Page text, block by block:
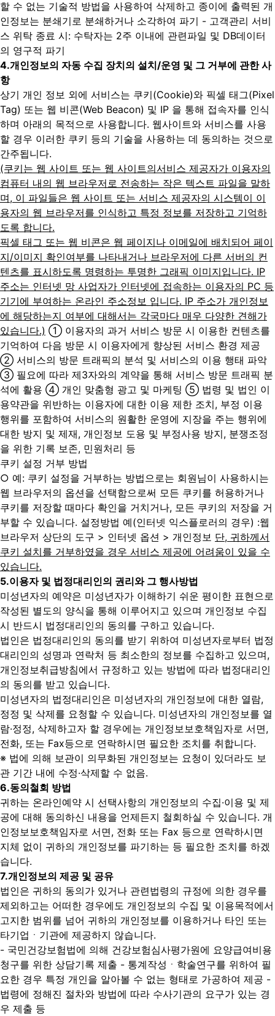
할 수 없는 기술적 방법을 사용하여 삭제하고 종이에 출력된 개
인정보는 분쇄기로 분쇄하거나 소각하여 파기 - 고객관리 서비
스 위탁 종료 시: 수탁자는 2주 이내에 관련파일 및 DB데이터
의 영구적 파기
4.개인정보의 자동 수집 장치의 설치/운영 및 그 거부에 관한 사
항
상기 개인 정보 외에 서비스는 쿠키(Cookie)와 픽셀 태그(Pixel
Tag) 또는 웹 비콘(Web Beacon) 및 IP 을 통해 접속자를 인식
하며 아래의 목적으로 사용합니다. 웹사이트와 서비스를 사용
할 경우 이러한 쿠키 등의 기술을 사용하는 데 동의하는 것으로
간주됩니다.
(쿠키는 웹 사이트 또는 웹 사이트의서비스 제공자가 이용자의
컴퓨터 내의 웹 브라우저로 전송하는 작은 텍스트 파일을 말하
며, 이 파일들은 웹 사이트 또는 서비스 제공자의 시스템이 이
용자의 웹 브라우저를 인식하고 특정 정보를 저장하고 기억하
도록 합니다.
픽셀 태그 또는 웹 비콘은 웹 페이지나 이메일에 배치되어 페이
지/이미지 확인여부를 나타내거나 브라우저에 다른 서버의 컨
텐츠를 표시하도록 명령하는 투명한 그래픽 이미지입니다. IP
주소는 인터넷 망 사업자가 인터넷에 접속하는 이용자의 PC 등
기기에 부여하는 온라인 주소정보 입니다. IP 주소가 개인정보
에 해당하는지 여부에 대해서는 각국마다 매우 다양한 견해가
있습니다.) ① 이용자의 과거 서비스 방문 시 이용한 컨텐츠를
기억하여 다음 방문 시 이용자에게 향상된 서비스 환경 제공
② 서비스의 방문 트래픽의 분석 및 서비스의 이용 행태 파악
③ 필요에 따라 제3자와의 계약을 통해 서비스 방문 트래픽 분
석에 활용 ④ 개인 맞춤형 광고 및 마케팅 ⑤ 법령 및 법인 이
용약관을 위반하는 이용자에 대한 이용 제한 조치, 부정 이용
행위를 포함하여 서비스의 원활한 운영에 지장을 주는 행위에
대한 방지 및 제재, 개인정보 도용 및 부정사용 방지, 분쟁조정
을 위한 기록 보존, 민원처리 등
쿠키 설정 거부 방법
○ 예: 쿠키 설정을 거부하는 방법으로는 회원님이 사용하시는
웹 브라우저의 옵션을 선택함으로써 모든 쿠키를 허용하거나
쿠키를 저장할 때마다 확인을 거치거나, 모든 쿠키의 저장을 거
부할 수 있습니다. 설정방법 예(인터넷 익스플로러의 경우) :웹
브라우저 상단의 도구 > 인터넷 옵션 > 개인정보 단, 귀하께서
쿠키 설치를 거부하였을 경우 서비스 제공에 어려움이 있을 수
있습니다.
5.이용자 및 법정대리인의 권리와 그 행사방법
미성년자의 예약은 미성년자가 이해하기 쉬운 평이한 표현으로
작성된 별도의 양식을 통해 이루어지고 있으며 개인정보 수집
시 반드시 법정대리인의 동의를 구하고 있습니다.
법인은 법정대리인의 동의를 받기 위하여 미성년자로부터 법정
대리인의 성명과 연락처 등 최소한의 정보를 수집하고 있으며,
개인정보취급방침에서 규정하고 있는 방법에 따라 법정대리인
의 동의를 받고 있습니다.
미성년자의 법정대리인은 미성년자의 개인정보에 대한 열람,
정정 및 삭제를 요청할 수 있습니다. 미성년자의 개인정보를 열
람·정정, 삭제하고자 할 경우에는 개인정보보호책임자로 서면,
전화, 또는 Fax등으로 연락하시면 필요한 조치를 취합니다.
※ 법에 의해 보관이 의무화된 개인정보는 요청이 있더라도 보
관 기간 내에 수정·삭제할 수 없음.
6.동의철회 방법
귀하는 온라인예약 시 선택사항의 개인정보의 수집·이용 및 제
공에 대해 동의하신 내용을 언제든지 철회하실 수 있습니다. 개
인정보보호책임자로 서면, 전화 또는 Fax 등으로 연락하시면
지체 없이 귀하의 개인정보를 파기하는 등 필요한 조치를 하겠
습니다.
7.개인정보의 제공 및 공유
법인은 귀하의 동의가 있거나 관련법령의 규정에 의한 경우를
제외하고는 어떠한 경우에도 개인정보의 수집 및 이용목적에서
고지한 범위를 넘어 귀하의 개인정보를 이용하거나 타인 또는
타기업ㆍ기관에 제공하지 않습니다.
- 국민건강보험법에 의해 건강보험심사평가원에 요양급여비용
청구를 위한 상담기록 제출 - 통계작성ㆍ학술연구를 위하여 필
요한 경우 특정 개인을 알아볼 수 없는 형태로 가공하여 제공 -
법령에 정해진 절차와 방법에 따라 수사기관의 요구가 있는 경
우 제출 등